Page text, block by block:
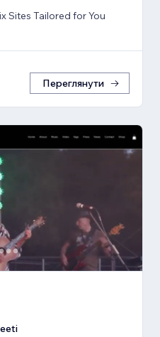
Sites Tailored for You
Переглянути